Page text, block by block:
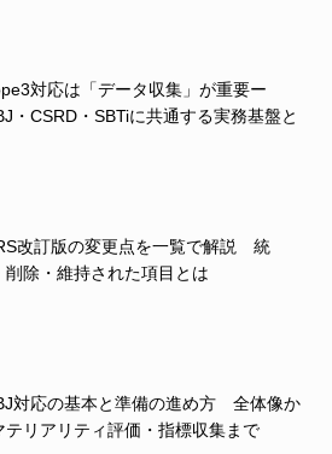
対応は「データ収集」が重要ー
・CSRD・SBTiに共通する実務基盤と
改訂版の変更点を一覧で解説 統
削除・維持された項目とは
対応の基本と準備の進め方 全体像か
テリアリティ評価・指標収集まで